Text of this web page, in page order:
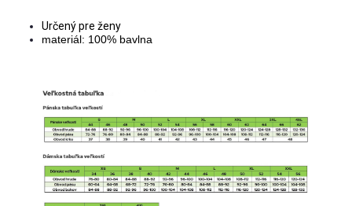
Určený pre ženy
materiál: 100% bavlna